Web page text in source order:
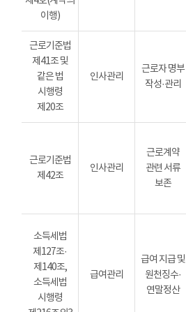
이행)
근로기준법
제41조 및
같은 법
시행령
제20조
인사관리
근로자 명부
작성·관리
근로기준법
제42조
인사관리
근로계약
관련 서류
보존
소득세법
제127조·
제140조,
소득세법
시행령
급여관리
급여 지급 및
원천징수·
연말정산